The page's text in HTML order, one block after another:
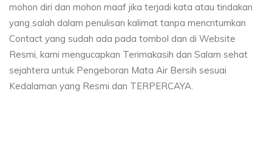
mohon diri dan mohon maaf jika terjadi kata atau tindakan
yang salah dalam penulisan kalimat tanpa mencntumkan
Contact yang sudah ada pada tombol dan di Website
Resmi, kami mengucapkan Terimakasih dan Salam sehat
sejahtera untuk Pengeboran Mata Air Bersih sesuai
Kedalaman yang Resmi dan TERPERCAYA.